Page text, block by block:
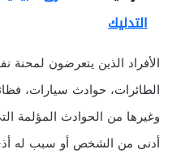
التدليك
الأفراد الذين يتعرضون لمحنة
الطائرات، حوادث سيارات،
وغيرها من الحوادث المؤلمة
أدنى من الشخص أو سبب له أذى